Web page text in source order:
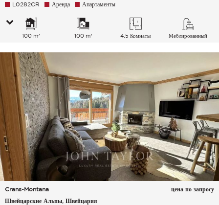
L0282CR Аренда Апартаменты
100 m² 100 m² 4.5 Комнаты Меблированный
Crans-Montana
Швейцарские Альпы, Швейцария
цена по запросу